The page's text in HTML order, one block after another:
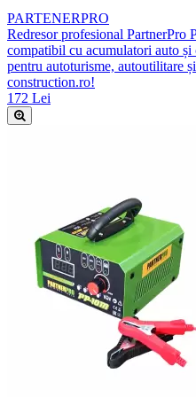
PARTENERPRO
Redresor profesional
compatibil cu acumulatori auto
pentru autoturisme, autoutilitare
construction.ro!
172 Lei